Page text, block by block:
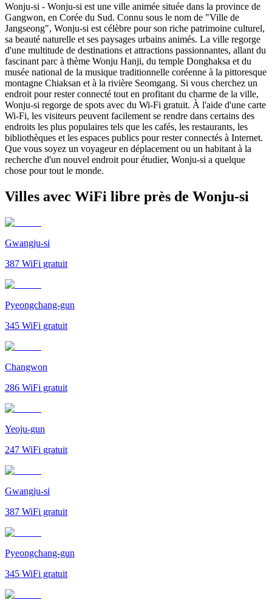
Wonju-si - Wonju-si est une ville animée située dans la province de
Gangwon, en Corée du Sud. Connu sous le nom de "Ville de
Jangseong", Wonju-si est célèbre pour son riche patrimoine culturel,
sa beauté naturelle et ses paysages urbains animés. La ville regorge
d'une multitude de destinations et attractions passionnantes, allant du
fascinant parc à thème Wonju Hanji, du temple Donghaksa et du
musée national de la musique traditionnelle coréenne à la pittoresque
montagne Chiaksan et à la rivière Seomgang. Si vous cherchez un
endroit pour rester connecté tout en profitant du charme de la ville,
Wonju-si regorge de spots avec du Wi-Fi gratuit. À l'aide d'une carte
Wi-Fi, les visiteurs peuvent facilement se rendre dans certains des
endroits les plus populaires tels que les cafés, les restaurants, les
bibliothèques et les espaces publics pour rester connectés à Internet.
Que vous soyez un voyageur en déplacement ou un habitant à la
recherche d'un nouvel endroit pour étudier, Wonju-si a quelque
chose pour tout le monde.
Villes avec WiFi libre près de Wonju-si
Gwangju-si
387 WiFi gratuit
Pyeongchang-gun
345 WiFi gratuit
Changwon
286 WiFi gratuit
Yeoju-gun
247 WiFi gratuit
Gwangju-si
387 WiFi gratuit
Pyeongchang-gun
345 WiFi gratuit